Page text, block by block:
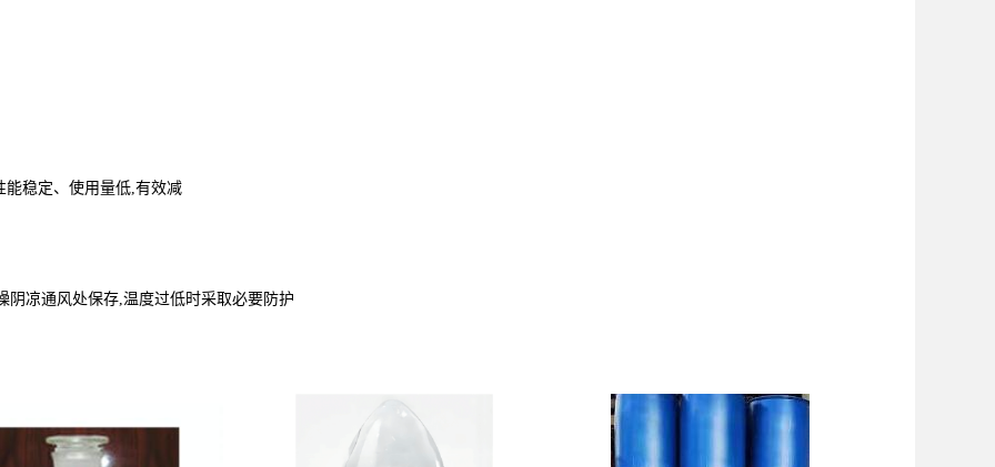
能稳定、使用量低,有效减
阴凉通风处保存,温度过低时采取必要防护